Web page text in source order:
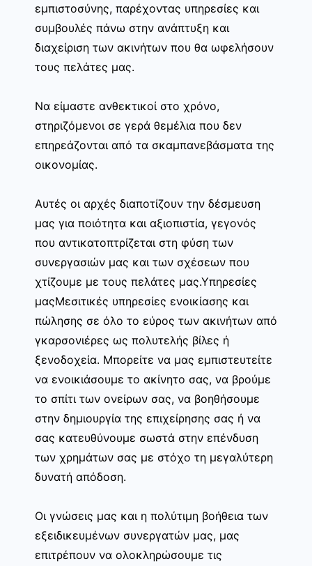
εμπιστοσύνης, παρέχοντας υπηρεσίες και
συμβουλές πάνω στην ανάπτυξη και
διαχείριση των ακινήτων που θα ωφελήσουν
τους πελάτες μας.
Να είμαστε ανθεκτικοί στο χρόνο,
στηριζόμενοι σε γερά θεμέλια που δεν
επηρεάζονται από τα σκαμπανεβάσματα της
οικονομίας.
Αυτές οι αρχές διαποτίζουν την δέσμευση
μας για ποιότητα και αξιοπιστία, γεγονός
που αντικατοπτρίζεται στη φύση των
συνεργασιών μας και των σχέσεων που
χτίζουμε με τους πελάτες μας.Υπηρεσίες
μαςΜεσιτικές υπηρεσίες ενοικίασης και
πώλησης σε όλο το εύρος των ακινήτων από
γκαρσονιέρες ως πολυτελής βίλες ή
ξενοδοχεία. Μπορείτε να μας εμπιστευτείτε
να ενοικιάσουμε το ακίνητο σας, να βρούμε
το σπίτι των ονείρων σας, να βοηθήσουμε
στην δημιουργία της επιχείρησης σας ή να
σας κατευθύνουμε σωστά στην επένδυση
των χρημάτων σας με στόχο τη μεγαλύτερη
δυνατή απόδοση.
Οι γνώσεις μας και η πολύτιμη βοήθεια των
εξειδικευμένων συνεργατών μας, μας
επιτρέπουν να ολοκληρώσουμε τις